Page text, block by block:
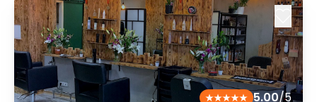
5.00/5